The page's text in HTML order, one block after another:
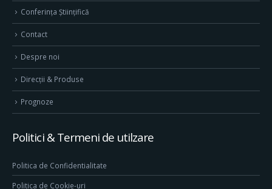
Conferința Științifică
Contact
Despre noi
Direcţii & Produse
Prognoze
Politici & Termeni de utilzare
Politica de Confidentialitate
Politica de Cookie-uri